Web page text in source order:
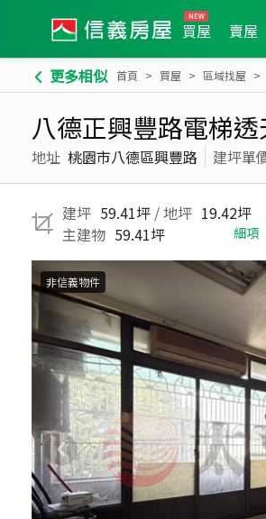
買屋 賣屋
更多相似 首頁 買屋 區域找屋
八德正興豐路電梯
地址 桃園市八德區興豐路 建坪單
建坪 59.41坪 / 地坪 19.42坪
主建物 59.41坪 細項
非信義物件